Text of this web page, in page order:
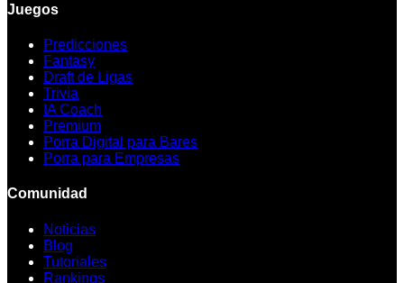
Juegos
Predicciones
Fantasy
Draft de Ligas
Trivia
IA Coach
Premium
Porra Digital para Bares
Porra para Empresas
Comunidad
Noticias
Blog
Tutoriales
Rankings